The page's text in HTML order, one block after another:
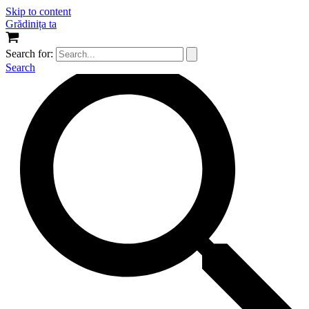
Skip to content
Grădinița ta
Search for:
Search